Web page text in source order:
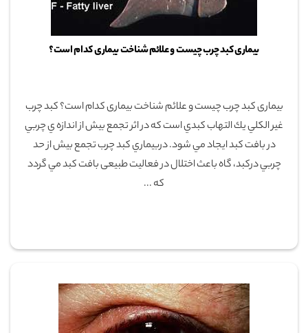
بیماری کبد چرب چیست و علائم شناخت بیماری کدام است؟
بیماری کبد چرب چیست و علائم شناخت بیماری کدام است؟ كبد چرب
غير الكلي يك التهاب كبدي است كه در اثر تجمع بيش از اندازه ي چربي
در بافت كبد ايجاد مي شود. دربيماري کبد چرب تجمع بيش از حد
چربي درکبد، گاه باعث اختلال در فعاليت طبيعی بافت كبد مي گردد
كه ...